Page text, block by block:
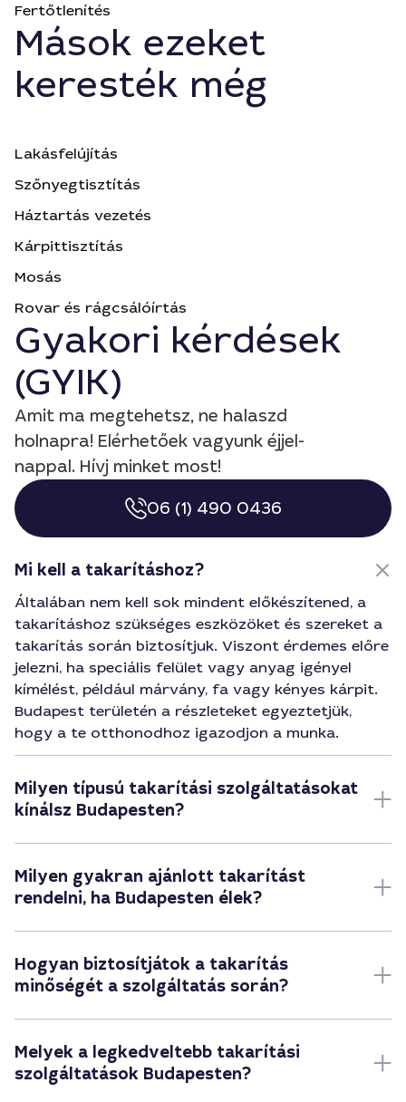
Fertőtlenítés
Mások ezeket
keresték még
Lakásfelújítás
Szőnyegtisztítás
Háztartás vezetés
Kárpittisztítás
Mosás
Rovar és rágcsálóírtás
Gyakori kérdések
(GYIK)
Amit ma megtehetsz, ne halaszd
holnapra! Elérhetőek vagyunk éjjel-
nappal. Hívj minket most!
06 (1) 490 0436
Mi kell a takarításhoz?
Általában nem kell sok mindent előkészítened, a
takarításhoz szükséges eszközöket és szereket a
takarítás során biztosítjuk. Viszont érdemes előre
jelezni, ha speciális felület vagy anyag igényel
kímélést, például márvány, fa vagy kényes kárpit.
Budapest területén a részleteket egyeztetjük,
hogy a te otthonodhoz igazodjon a munka.
Milyen típusú takarítási szolgáltatásokat
kínálsz Budapesten?
Milyen gyakran ajánlott takarítást
rendelni, ha Budapesten élek?
Hogyan biztosítjátok a takarítás
minőségét a szolgáltatás során?
Melyek a legkedveltebb takarítási
szolgáltatások Budapesten?